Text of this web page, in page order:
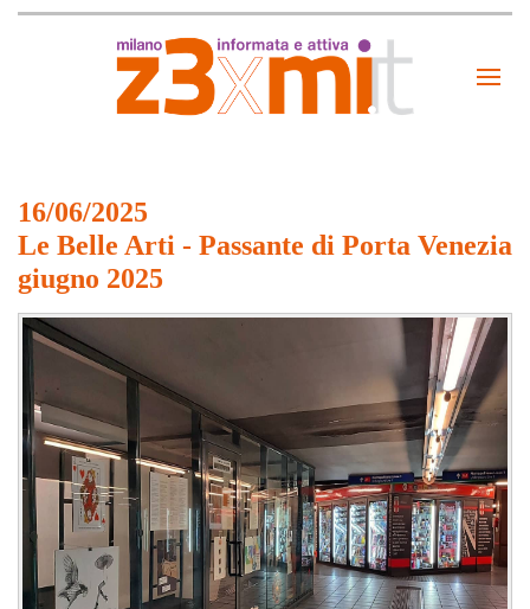
16/06/2025
Le Belle Arti - Passante di Porta Venezia
giugno 2025